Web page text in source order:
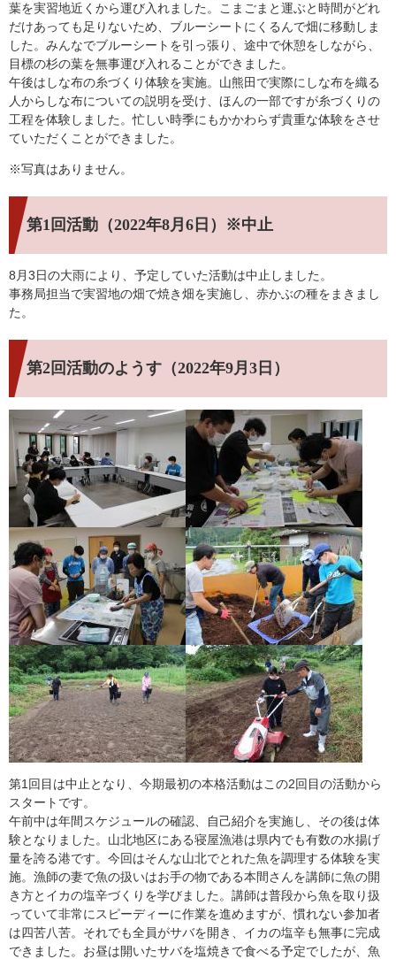
葉を実習地近くから運び入れました。こまごまと運ぶと時間がどれ
だけあっても足りないため、ブルーシートにくるんで畑に移動しま
した。みんなでブルーシートを引っ張り、途中で休憩をしながら、
目標の杉の葉を無事運び入れることができました。
午後はしな布の糸づくり体験を実施。山熊田で実際にしな布を織る
人からしな布についての説明を受け、ほんの一部ですが糸づくりの
工程を体験しました。忙しい時季にもかかわらず貴重な体験をさせ
ていただくことができました。
※写真はありません。
第1回活動（2022年8月6日）※中止
8月3日の大雨により、予定していた活動は中止しました。
事務局担当で実習地の畑で焼き畑を実施し、赤かぶの種をまきまし
た。
第2回活動のようす （2022年9月3日）
第1回目は中止となり、今期最初の本格活動はこの2回目の活動から
スタートです。
午前中は年間スケジュールの確認、自己紹介を実施し、その後は体
験となりました。山北地区にある寝屋漁港は県内でも有数の水揚げ
量を誇る港です。今回はそんな山北でとれた魚を調理する体験を実
施。漁師の妻で魚の扱いはお手の物である本間さんを講師に魚の開
き方とイカの塩辛づくりを学びました。講師は普段から魚を取り扱
っていて非常にスピーディーに作業を進めますが、慣れない参加者
は四苦八苦。それでも全員がサバを開き、イカの塩辛も無事に完成
できました。お昼は開いたサバを塩焼きで食べる予定でしたが、魚